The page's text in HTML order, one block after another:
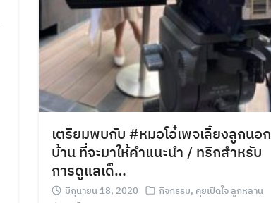
เตรียมพบกับ #หมอโอ๋เพจเลี้ยงลูกนอก
บ้าน ที่จะมาให้คำแนะนำ / ทริกสำหรับ
การดูแลเด็…
มิถุนายน 18, 2020 กิจกรรม, คุยเปิดใจ ลูกหลาน